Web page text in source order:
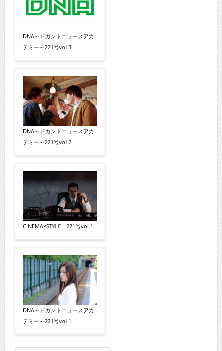
DNA～ドカントニュースアカ
デミー～221号vol.3
DNA～ドカントニュースアカ
デミー～221号vol.2
CINEMA×STYLE 221号vol.1
DNA～ドカントニュースアカ
デミー～221号vol.1